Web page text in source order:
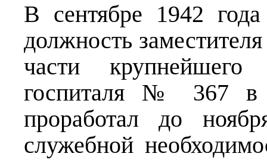
В сентябре 1942
должность
части
госпиталя № 367 в
проработал до
служебной